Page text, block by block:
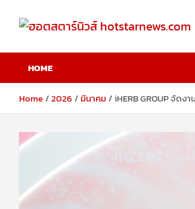
content
ฮอตสตาร์นิวส์
HOME
Home 2026 มีนาคม iHERB GROUP จัด